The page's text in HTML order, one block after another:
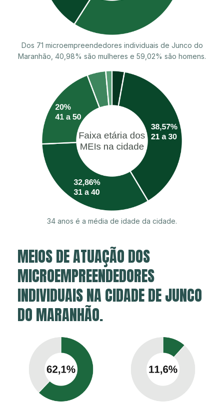
Dos 71 microempreendedores individuais de Junco do
Maranhão, 40,98% são mulheres e 59,02% são homens.
34 anos é a média de idade da cidade.
MEIOS DE ATUAÇÃO DOS
MICROEMPREENDEDORES
INDIVIDUAIS NA CIDADE DE JUNCO
DO MARANHÃO.